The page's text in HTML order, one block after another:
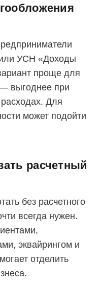
УСН «Доходы
проще для
выгоднее при
Для
может подойти
расчетный
без расчетного
всегда нужен.
эквайрингом и
отделить